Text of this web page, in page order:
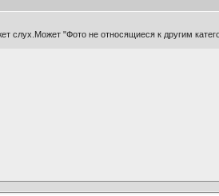
слух.Может "Фото не относящиеся к другим